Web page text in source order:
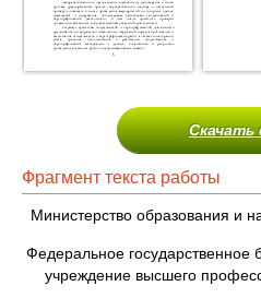
Скачать
Фрагмент текста работы
Министерство образования и
Федеральное государственное
учреждение высшего